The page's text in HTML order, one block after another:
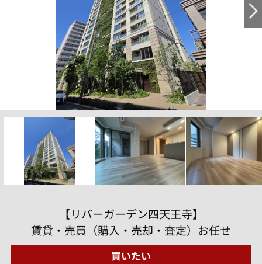
【リバーガーデン四天王寺】
賃貸・売買（購入・売却・査定）お任せ
買いたい